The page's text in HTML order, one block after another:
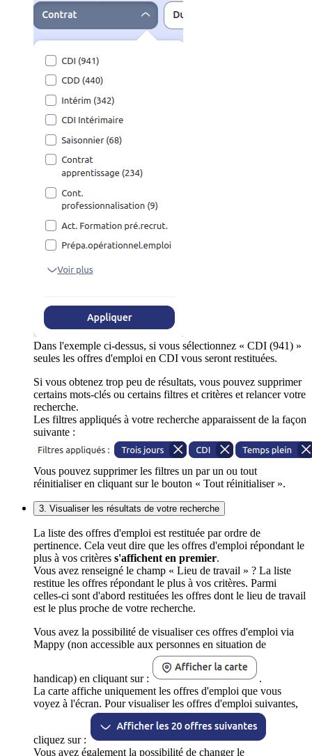
Dans l'exemple ci-dessus, si vous sélectionnez « CDI (941) »
seules les offres d'emploi en CDI vous seront restituées.
Si vous obtenez trop peu de résultats, vous pouvez supprimer
certains mots-clés ou certains filtres et critères et relancer votre
recherche.
Les filtres appliqués à votre recherche apparaissent de la façon
suivante :
Vous pouvez supprimer les filtres un par un ou tout
réinitialiser en cliquant sur le bouton « Tout réinitialiser ».
3. Visualiser les résultats de votre recherche
La liste des offres d'emploi est restituée par ordre de
pertinence. Cela veut dire que les offres d'emploi répondant le
plus à vos critères s'affichent en premier.
Vous avez renseigné le champ « Lieu de travail » ? La liste
restitue les offres répondant le plus à vos critères. Parmi
celles-ci sont d'abord restituées les offres dont le lieu de travail
est le plus proche de votre recherche.
Vous avez la possibilité de visualiser ces offres d'emploi via
Mappy (non accessible aux personnes en situation de
handicap) en cliquant sur :
.
La carte affiche uniquement les offres d'emploi que vous
voyez à l'écran. Pour visualiser les offres d'emploi suivantes,
cliquez sur :
Vous avez également la possibilité de changer le